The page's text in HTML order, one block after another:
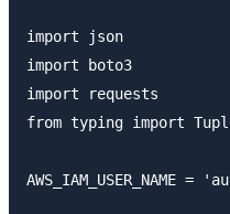
import json
import boto3
import requests
from typing import
AWS_IAM_USER_NAME =